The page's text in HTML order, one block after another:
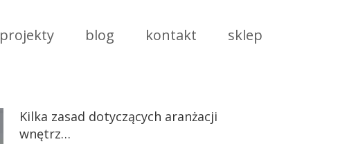
projekty blog kontakt sklep
Kilka zasad dotyczących aranżacji
wnętrz…